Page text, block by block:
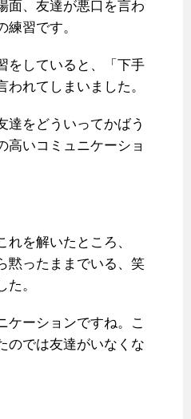
面、友達が悪口を言わ
習です。
をしていると、「下手
われてしまいました。
達をどういってかばう
高いコミュニケーショ
を解いたところ、
黙ったままでいる、笑
。
ケーションですね。こ
のでは友達がいなくな